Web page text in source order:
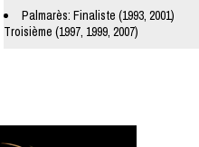
Palmarès: Finaliste (1993, 2001)
Troisième (1997, 1999, 2007)